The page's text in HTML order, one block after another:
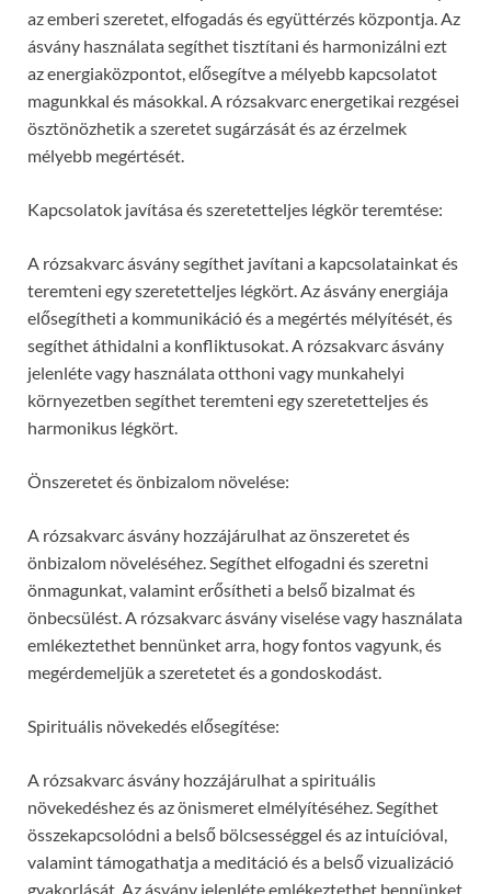
az emberi szeretet, elfogadás és együttérzés központja. Az
ásvány használata segíthet tisztítani és harmonizálni ezt
az energiaközpontot, elősegítve a mélyebb kapcsolatot
magunkkal és másokkal. A rózsakvarc energetikai rezgései
ösztönözhetik a szeretet sugárzását és az érzelmek
mélyebb megértését.
Kapcsolatok javítása és szeretetteljes légkör teremtése:
A rózsakvarc ásvány segíthet javítani a kapcsolatainkat és
teremteni egy szeretetteljes légkört. Az ásvány energiája
elősegítheti a kommunikáció és a megértés mélyítését, és
segíthet áthidalni a konfliktusokat. A rózsakvarc ásvány
jelenléte vagy használata otthoni vagy munkahelyi
környezetben segíthet teremteni egy szeretetteljes és
harmonikus légkört.
Önszeretet és önbizalom növelése:
A rózsakvarc ásvány hozzájárulhat az önszeretet és
önbizalom növeléséhez. Segíthet elfogadni és szeretni
önmagunkat, valamint erősítheti a belső bizalmat és
önbecsülést. A rózsakvarc ásvány viselése vagy használata
emlékeztethet bennünket arra, hogy fontos vagyunk, és
megérdemeljük a szeretetet és a gondoskodást.
Spirituális növekedés elősegítése:
A rózsakvarc ásvány hozzájárulhat a spirituális
növekedéshez és az önismeret elmélyítéséhez. Segíthet
összekapcsolódni a belső bölcsességgel és az intuícióval,
valamint támogathatja a meditáció és a belső vizualizáció
gyakorlását. Az ásvány jelenléte emlékeztethet bennünket